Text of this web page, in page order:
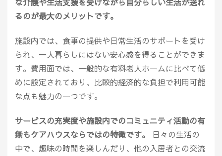
るのが最大のメリットです。
施設内では、食事の提供や日常生活のサポートを受け
られ、一人暮らしにはない安心感を得ることができま
す。費用面では、一般的な有料老人ホームに比べて低
めに設定されており、比較的経済的な負担で利用可能
な点も魅力の一つです。
サービスの充実度や施設内でのコミュニティ活動の有
無もケアハウスならではの特徴です。
日々の生活の
中で、趣味の時間を楽しんだり、他の入居者との交流